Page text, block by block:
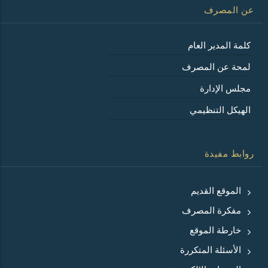
عن المصرف
كلمة المدير العام
لمحة عن المصرف
مجلس الإدارة
الهيكل التنظيمي
روابط مفيدة
الموقع القديم
مفكرة المصرف
خارطة الموقع
الأسئلة المتكررة